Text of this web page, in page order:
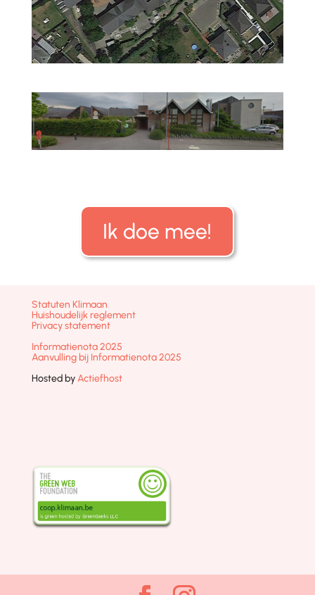
Ik doe mee!
Statuten Klimaan
Huishoudelijk reglement
Privacy statement
Informatienota 2025
Aanvulling bij Informatienota 2025
Hosted byActiefhost